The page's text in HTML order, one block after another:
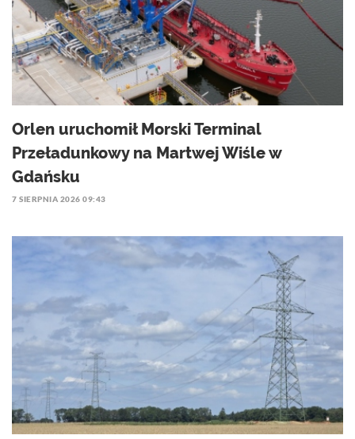
Orlen uruchomił Morski Terminal
Przeładunkowy na Martwej Wiśle w
Gdańsku
7 SIERPNIA 2026 09:43